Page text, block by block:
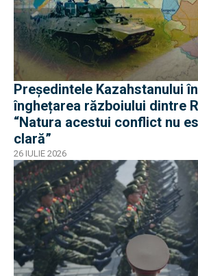
Președintele Kazahstanului
înghețarea războiului dintre
“Natura acestui conflict nu
clară”
26 IULIE 2026